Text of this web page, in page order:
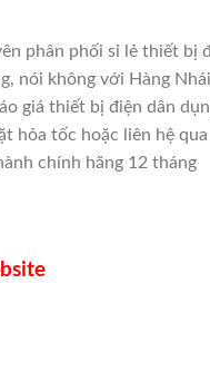
phân phối sỉ lẻ thiết bị
nói không với Hàng
giá thiết bị điện dân
hỏa tốc hoặc liên hệ
chính hãng 12 tháng